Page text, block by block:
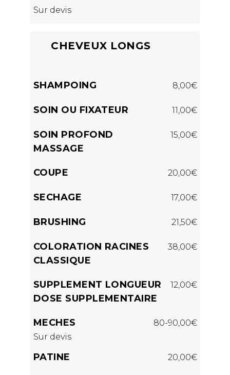
Sur devis
CHEVEUX LONGS
SHAMPOING 8,00€
SOIN OU FIXATEUR 11,00€
SOIN PROFOND
MASSAGE
15,00€
COUPE 20,00€
SECHAGE 17,00€
BRUSHING 21,50€
COLORATION RACINES
CLASSIQUE
38,00€
SUPPLEMENT LONGUEUR
DOSE SUPPLEMENTAIRE
12,00€
MECHES
80-90,00€
Sur devis
PATINE 20,00€